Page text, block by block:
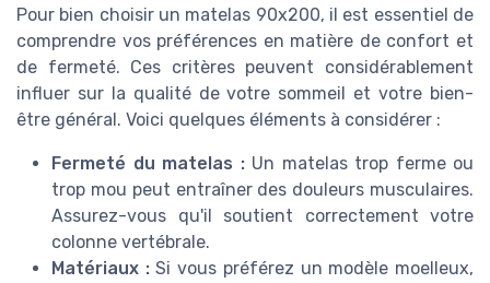
Pour bien choisir un matelas 90x200, il est essentiel de
comprendre vos préférences en matière de confort et
de fermeté. Ces critères peuvent considérablement
influer sur la qualité de votre sommeil et votre bien-
être général. Voici quelques éléments à considérer :
Fermeté du matelas :Un matelas trop ferme ou
trop mou peut entraîner des douleurs musculaires.
Assurez-vous qu'il soutient correctement votre
colonne vertébrale.
Matériaux :Si vous préférez un modèle moelleux,